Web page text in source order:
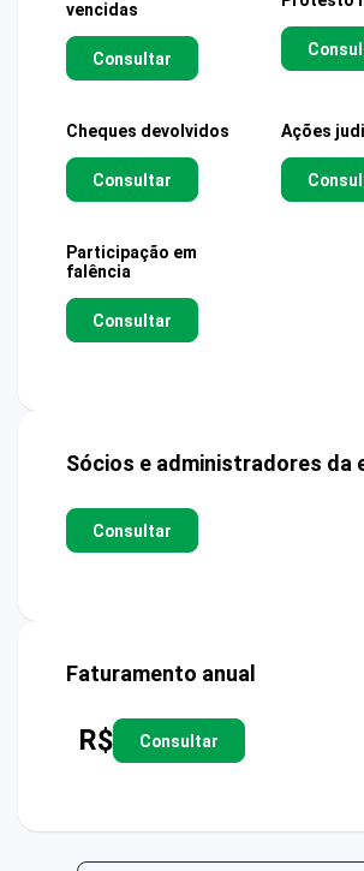
vencidas
Consultar
Cheques devolvidos
Consultar
Ações
Participação em
falência
Consultar
Sócios e administradores da
Consultar
Faturamento anual
R$ Consultar